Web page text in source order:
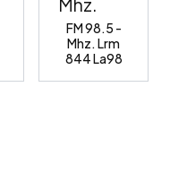
FM 98.5 -
Mhz. Lrm
844 La98